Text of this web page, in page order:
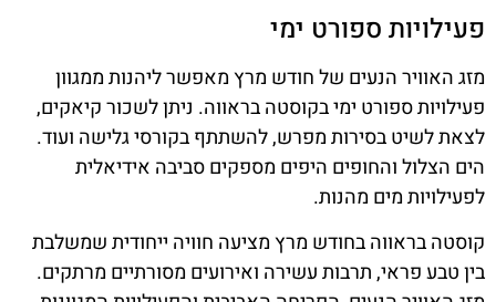
פעילויות ספורט ימי
מזג האוויר הנעים של חודש מרץ מאפשר ליהנות ממגוון
פעילויות ספורט ימי בקוסטה בראווה. ניתן לשכור קיאקים,
לצאת לשיט בסירות מפרש, להשתתף בקורסי גלישה ועוד.
הים הצלול והחופים היפים מספקים סביבה אידיאלית
לפעילויות מים מהנות.
קוסטה בראווה בחודש מרץ מציעה חוויה ייחודית שמשלבת
בין טבע פראי, תרבות עשירה ואירועים מסורתיים מרתקים.